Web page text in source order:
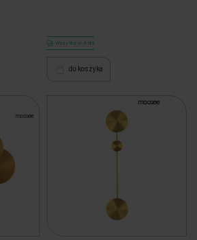
Wysyłka w 4 dni
do koszyka